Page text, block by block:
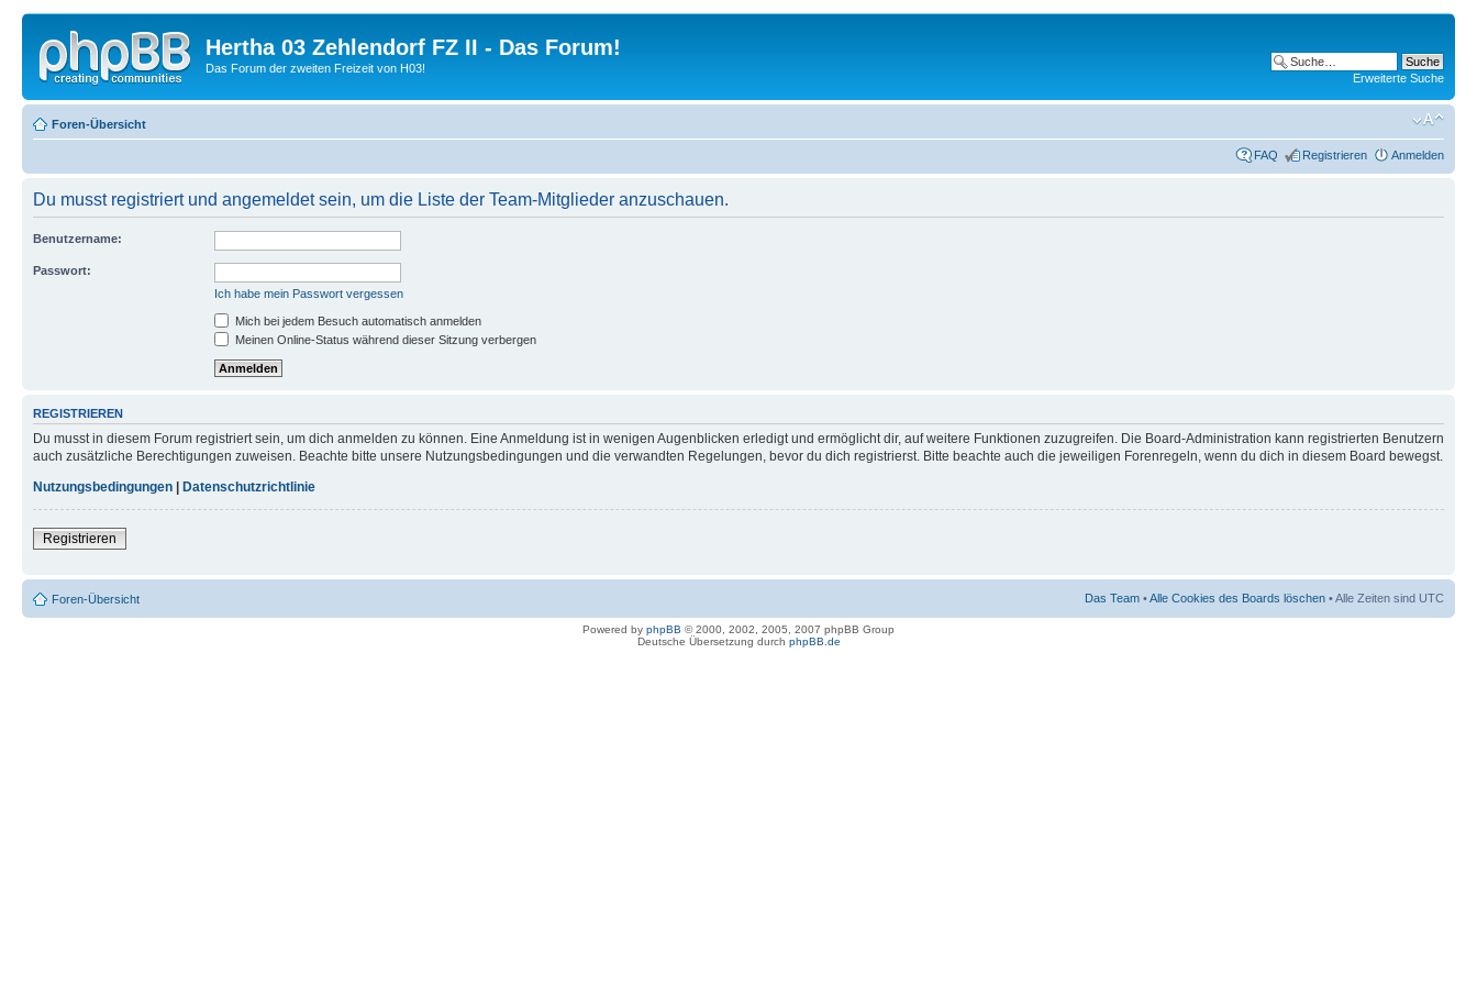
Hertha 03 Zehlendorf FZ II - Das Forum!
Das Forum der zweiten Freizeit von H03!
Erweiterte Suche
Foren-Übersicht
FAQ Registrieren Anmelden
Du musst registriert und angemeldet sein, um die Liste der Team-Mitglieder anzuschauen.
Benutzername:
Passwort:
Ich habe mein Passwort vergessen
Mich bei jedem Besuch automatisch anmelden
Meinen Online-Status während dieser Sitzung verbergen
REGISTRIEREN
Du musst in diesem Forum registriert sein, um dich anmelden zu können. Eine Anmeldung ist in wenigen Augenblicken erledigt und ermöglicht dir, auf weitere Funktionen zuzugreifen. Die Board-Administration kann registrierten Benutzern
auch zusätzliche Berechtigungen zuweisen. Beachte bitte unsere Nutzungsbedingungen und die verwandten Regelungen, bevor du dich registrierst. Bitte beachte auch die jeweiligen Forenregeln, wenn du dich in diesem Board bewegst.
Nutzungsbedingungen
Datenschutzrichtlinie
Registrieren
Foren-Übersicht Das Team •Alle Cookies des Boards löschen • Alle Zeiten sind UTC
Powered by phpBB © 2000, 2002, 2005, 2007 phpBB Group
Deutsche Übersetzung durch phpBB.de